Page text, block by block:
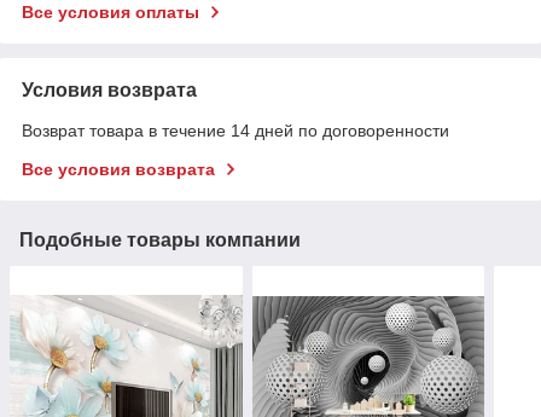
Все условия оплаты
Условия возврата
Возврат товара в течение 14 дней по договоренности
Все условия возврата
Подобные товары компании